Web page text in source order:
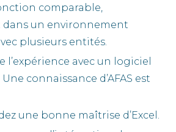
comparable,
dans un environnement
plusieurs entités.
l’expérience avec un logiciel
connaissance d’AFAS est
une bonne maîtrise d’Excel.